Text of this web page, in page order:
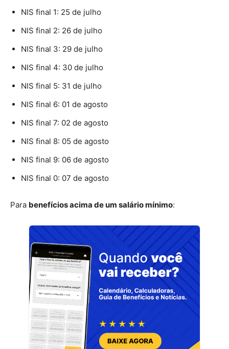
NIS final 1: 25 de julho
NIS final 2: 26 de julho
NIS final 3: 29 de julho
NIS final 4: 30 de julho
NIS final 5: 31 de julho
NIS final 6: 01 de agosto
NIS final 7: 02 de agosto
NIS final 8: 05 de agosto
NIS final 9: 06 de agosto
NIS final 0: 07 de agosto
Para benefícios acima de um salário mínimo: